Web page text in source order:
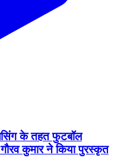
के तहत फुटबॉल
गौरव कुमार ने किया पुरस्कृत